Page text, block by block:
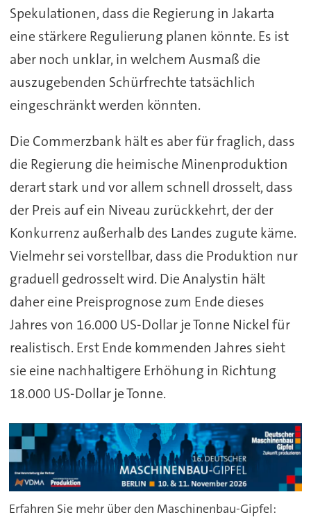
Spekulationen, dass die Regierung in Jakarta
eine stärkere Regulierung planen könnte. Es ist
aber noch unklar, in welchem Ausmaß die
auszugebenden Schürfrechte tatsächlich
eingeschränkt werden könnten.
Die Commerzbank hält es aber für fraglich, dass
die Regierung die heimische Minenproduktion
derart stark und vor allem schnell drosselt, dass
der Preis auf ein Niveau zurückkehrt, der der
Konkurrenz außerhalb des Landes zugute käme.
Vielmehr sei vorstellbar, dass die Produktion nur
graduell gedrosselt wird. Die Analystin hält
daher eine Preisprognose zum Ende dieses
Jahres von 16.000 US-Dollar je Tonne Nickel für
realistisch. Erst Ende kommenden Jahres sieht
sie eine nachhaltigere Erhöhung in Richtung
18.000 US-Dollar je Tonne.
Erfahren Sie mehr über den Maschinenbau-Gipfel: